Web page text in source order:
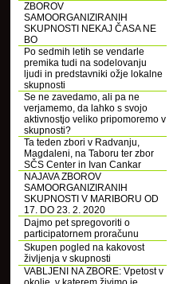
ZBOROV
SAMOORGANIZIRANIH
SKUPNOSTI NEKAJ ČASA NE
BO
Po sedmih letih se vendarle
premika tudi na sodelovanju
ljudi in predstavniki ožje lokalne
skupnosti
Se ne zavedamo, ali pa ne
verjamemo, da lahko s svojo
aktivnostjo veliko pripomoremo v
skupnosti?
Ta teden zbori v Radvanju,
Magdaleni, na Taboru ter zbor
SČS Center in Ivan Cankar
NAJAVA ZBOROV
SAMOORGANIZIRANIH
SKUPNOSTI V MARIBORU OD
17. DO 23. 2. 2020
Dajmo pet spregovoriti o
participatornem proračunu
Skupen pogled na kakovost
življenja v skupnosti
VABLJENI NA ZBORE: Vpetost v